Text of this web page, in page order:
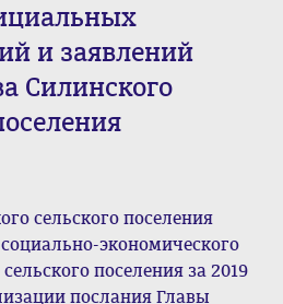
и заявлений
Силинского
сельского поселения
экономического
поселения за 2019
послания Главы